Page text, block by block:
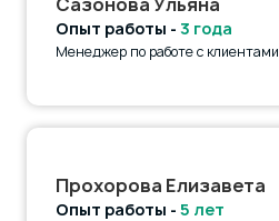
Опыт работы - 3 года
Менеджер по работе с клиентами
Прохорова Елизавета
Опыт работы - 5 лет